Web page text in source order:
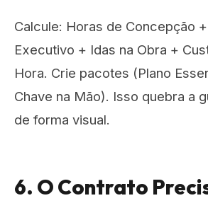
Calcule: Horas de Concepção
Executivo + Idas na Obra +
Hora. Crie pacotes (Plano
Chave na Mão). Isso quebra a
de forma visual.
6. O Contrato